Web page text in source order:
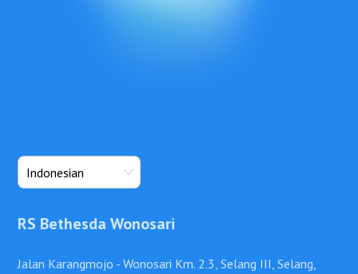
RS Bethesda Wonosari
Jalan Karangmojo - Wonosari Km. 2.3, Selang III, Selang,